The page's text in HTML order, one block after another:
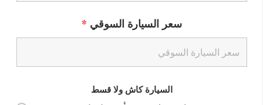
سعر السيارة السوقي *
السيارة كاش ولا قسط